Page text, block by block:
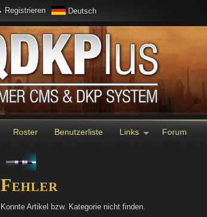
Registrieren Deutsch
Roster Benutzerliste Links Forum
Fehler
Konnte Artikel bzw. Kategorie nicht finden.